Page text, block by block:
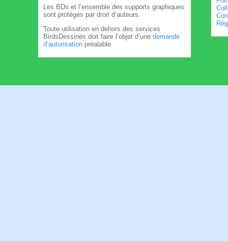
Les BDs et l’ensemble des supports graphiques
sont protégés par droit d’auteurs.
Toute utilisation en dehors des services
BirdsDessinés doit faire l’objet d’une demande
d’autorisation préalable.